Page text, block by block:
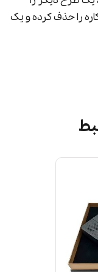
را حذف کرده و یک